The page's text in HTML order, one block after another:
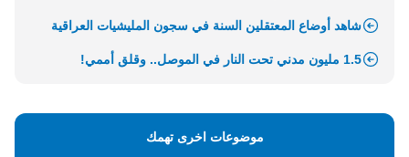
شاهد أوضاع المعتقلين السنة في سجون المليشيات العراقية
1.5 مليون مدني تحت النار في الموصل.. وقلق أممي!
موضوعات اخرى تهمك